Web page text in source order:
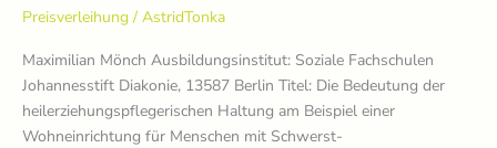
Preisverleihung / AstridTonka
Maximilian Mönch Ausbildungsinstitut: Soziale Fachschulen
Johannesstift Diakonie, 13587 Berlin Titel: Die Bedeutung der
heilerziehungspflegerischen Haltung am Beispiel einer
Wohneinrichtung für Menschen mit Schwerst-